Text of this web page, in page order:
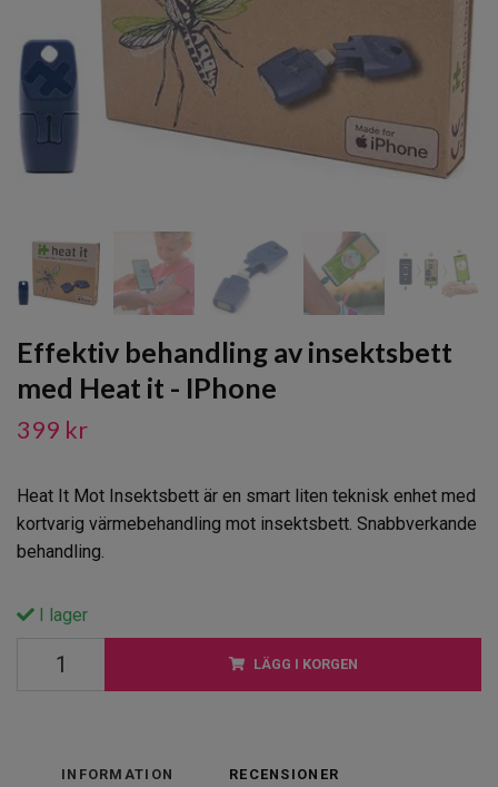
Effektiv behandling av insektsbett
med Heat it - IPhone
399 kr
Heat It Mot Insektsbett är en smart liten teknisk enhet med
kortvarig värmebehandling mot insektsbett. Snabbverkande
behandling.
I lager
LÄGG I KORGEN
INFORMATION RECENSIONER